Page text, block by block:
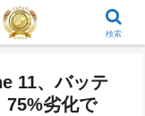
11、バッテ
75%劣化で
検索